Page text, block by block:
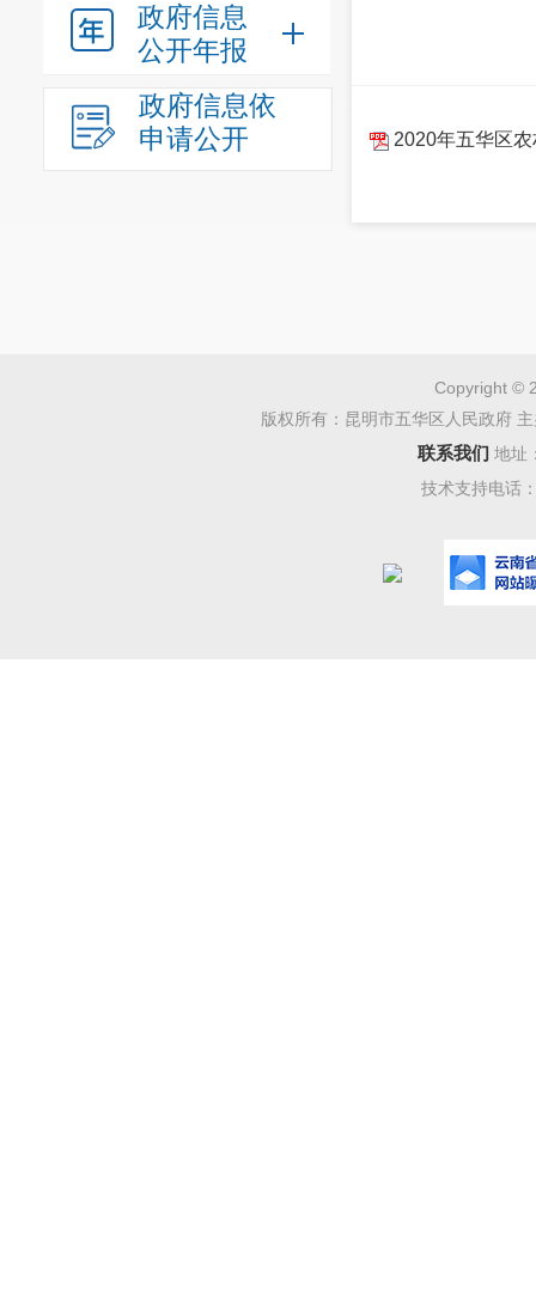
政府信息
公开年报
政府信息依
申请公开
2020年五华区
Copyright ©
版权所有：昆明市五华区人民政府
联系我们 地址
技术支持电话